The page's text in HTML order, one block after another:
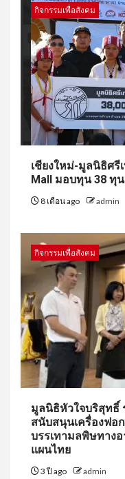
กิจกรรมเพื่อสังคม
เชียงใหม่-มูลนิธิศรี
Mall มอบทุน 38 ทุ
8 เดือน ago admin
กิจกรรมเพื่อสังคม
มูลนิธิหัวใจบริสุทธิ์
สนับสนุนเครื่องฟอ
บรรเทามลพิษทาง
แผนไทย
3 ปี ago admin